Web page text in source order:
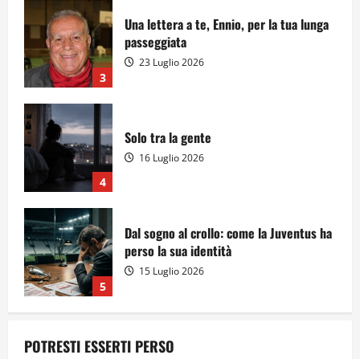
3
Una lettera a te, Ennio, per la tua lunga
passeggiata
23 Luglio 2026
4
Solo tra la gente
16 Luglio 2026
5
Dal sogno al crollo: come la Juventus ha
perso la sua identità
15 Luglio 2026
A Sergio, dal ragazzo furbo
POTRESTI ESSERTI PERSO